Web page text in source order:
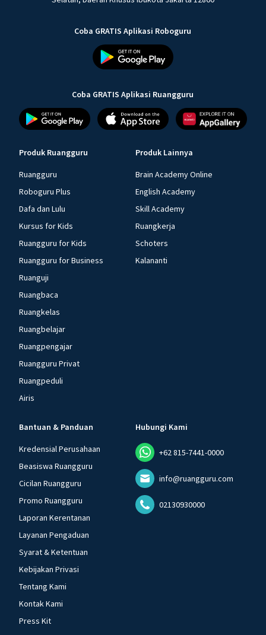
Coba GRATIS Aplikasi Roboguru
Coba GRATIS Aplikasi Ruangguru
Produk Ruangguru
Ruangguru
Roboguru Plus
Dafa dan Lulu
Kursus for Kids
Ruangguru for Kids
Ruangguru for Business
Ruanguji
Ruangbaca
Ruangkelas
Ruangbelajar
Ruangpengajar
Ruangguru Privat
Ruangpeduli
Airis
Produk Lainnya
Brain Academy Online
English Academy
Skill Academy
Ruangkerja
Schoters
Kalananti
Bantuan & Panduan
Kredensial Perusahaan
Beasiswa Ruangguru
Cicilan Ruangguru
Promo Ruangguru
Laporan Kerentanan
Layanan Pengaduan
Syarat & Ketentuan
Kebijakan Privasi
Tentang Kami
Kontak Kami
Press Kit
Hubungi Kami
+62 815-7441-0000
info@ruangguru.com
02130930000